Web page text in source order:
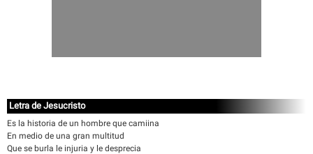
Letra de Jesucristo
Es la historia de un hombre que camiina
En medio de una gran multitud
Que se burla le injuria y le desprecia